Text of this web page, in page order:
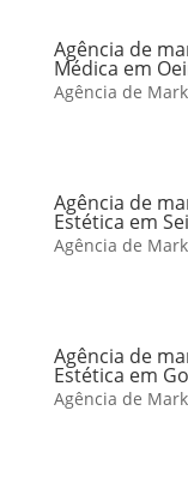
Agência de
Médica em
Agência de
Agência de
Estética em
Agência de
Agência de
Estética em
Agência de